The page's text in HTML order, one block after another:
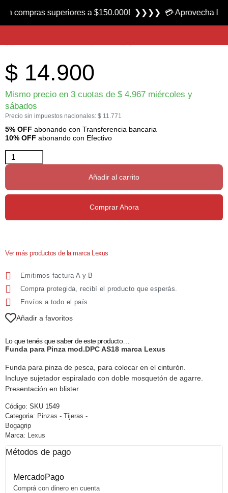
Producto nuevo
Funda para Pinza DPC AS18 marca Lexus
$ 14.900
Mismo precio en 3 cuotas de $4.967 miércoles y
sábados
Precio sin impuestos nacionales: $ 11.771
5% OFF abonando con Transferencia bancaria
10% OFF abonando con Efectivo
Añadir al carrito
Comprar Ahora
Ver más productos de la marca Lexus
Emitimos factura A y B
Compra protegida, recibí el producto que esperás.
Envíos a todo el país
Añadir a favoritos
Lo que tenés que saber de este producto…
Funda para Pinza mod.DPC AS18 marca Lexus
Funda para pinza de pesca, para colocar en el cinturón.
Incluye sujetador espiralado con doble mosquetón de agarre.
Presentación en blister.
Código: SKU 1549
Categoria: Pinzas - Tijeras -
Bogagrip
Marca:
Lexus
Métodos de pago
MercadoPago
Comprá con dinero en cuenta
superiores a $150.000! ❯❯❯❯ 💳 Aprovecha las 3